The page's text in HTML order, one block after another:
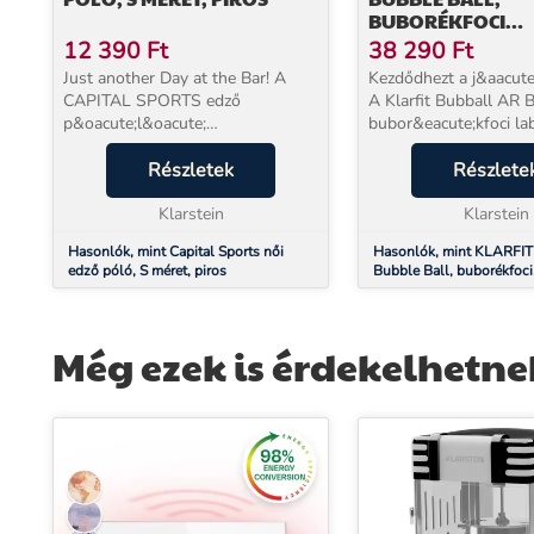
12 390 Ft
Just another Day at the Bar! A
CAPITAL SPORTS edző
p&oacute;l&oacute;
visel&eacute;s&eacute;vel
b&aacute;rmilyen sport- vagy
szabadidős
tev&eacute;kenys&eacute;g
&ouml;lt&ouml;...
Részletek
Klarstein
Hasonlók, mint Capital Sports női
edző póló, S méret, piros
BUBORÉKFOCI
FELNŐTTEKNEK,
120X150CM, EN71P
PIROS
38 290 Ft
Kezdődhezt a
A Klarfit Bubball AR
bubor&eacute;kfoci
v&eacute;gre otthon is
el&eacute;rhető!Az
Klarstein
Hasonlók, mint
Bubble Ball, buborékfoci
felnőtteknek,
Még ezek is